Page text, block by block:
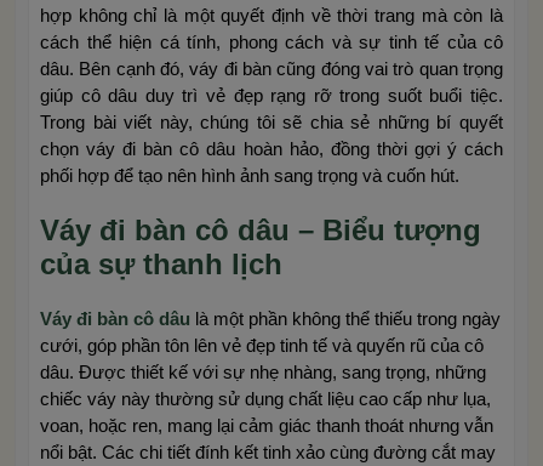
hợp không chỉ là một quyết định về thời trang mà còn là
cách thể hiện cá tính, phong cách và sự tinh tế của cô
dâu. Bên cạnh đó, váy đi bàn cũng đóng vai trò quan trọng
giúp cô dâu duy trì vẻ đẹp rạng rỡ trong suốt buổi tiệc.
Trong bài viết này, chúng tôi sẽ chia sẻ những bí quyết
chọn váy đi bàn cô dâu hoàn hảo, đồng thời gợi ý cách
phối hợp để tạo nên hình ảnh sang trọng và cuốn hút.
Váy đi bàn cô dâu – Biểu tượng
của sự thanh lịch
Váy đi bàn cô dâu là một phần không thể thiếu trong ngày
cưới, góp phần tôn lên vẻ đẹp tinh tế và quyến rũ của cô
dâu. Được thiết kế với sự nhẹ nhàng, sang trọng, những
chiếc váy này thường sử dụng chất liệu cao cấp như lụa,
voan, hoặc ren, mang lại cảm giác thanh thoát nhưng vẫn
nổi bật. Các chi tiết đính kết tinh xảo cùng đường cắt may